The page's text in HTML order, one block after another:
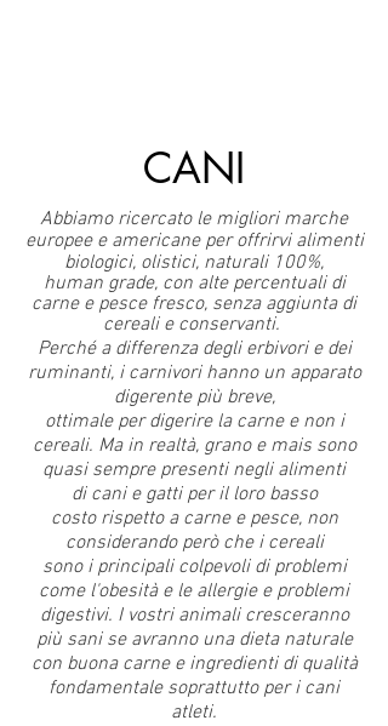
CANI
Abbiamo ricercato le migliori marche
europee e americane per offrirvi alimenti
biologici, olistici, naturali 100%,
human grade, con alte percentuali di
carne e pesce fresco, senza aggiunta di
cereali e conservanti.
Perché a differenza degli erbivori e dei
ruminanti, i carnivori hanno un apparato
digerente più breve,
ottimale per digerire la carne e non i
cereali. Ma in realtà, grano e mais sono
quasi sempre presenti negli alimenti
di cani e gatti per il loro basso
costo rispetto a carne e pesce, non
considerando però che i cereali
sono i principali colpevoli di problemi
come l'obesità e le allergie e problemi
digestivi. I vostri animali cresceranno
più sani se avranno una dieta naturale
con buona carne e ingredienti di qualità
fondamentale soprattutto per i cani
atleti.